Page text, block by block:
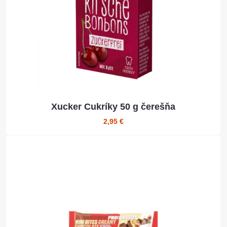
Xucker Cukríky 50 g čerešňa
2,95 €